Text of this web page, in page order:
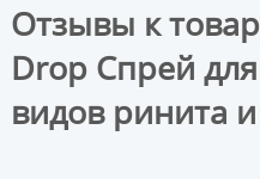
Отзывы к
Drop Спрей
видов ринита